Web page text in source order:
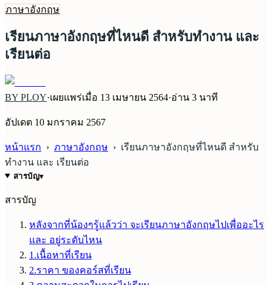
ภาษาอังกฤษ
เรียนภาษาอังกฤษที่ไหนดี สำหรับทำงาน และ
เรียนต่อ
BY PLOY·เผยแพร่เมื่อ 13 เมษายน 2564·อ่าน 3 นาที
อัปเดต 10 มกราคม 2567
หน้าแรก › ภาษาอังกฤษ › เรียนภาษาอังกฤษที่ไหนดี สำหรับ
ทำงาน และ เรียนต่อ
สารบัญ▾
สารบัญ
หลังจากที่น้องๆรู้แล้วว่า จะเรียนภาษาอังกฤษไปเพื่ออะไร
และ อยู่ระดับไหน
1.เนื้อหาที่เรียน
2.ราคา ของคอร์สที่เรียน